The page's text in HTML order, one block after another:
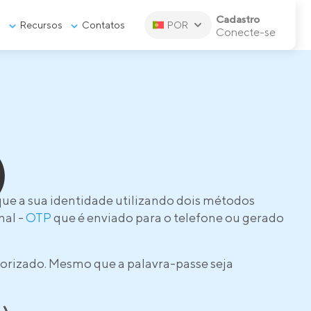
Recursos Contatos POR Cadastro
Conecte-se
a sua identidade utilizando dois métodos
-OTPque é enviado para o telefone ou gerado
Mesmo que a palavra-passe seja